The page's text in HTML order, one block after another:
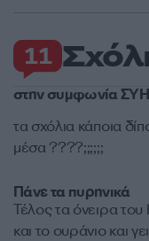
11
στην συμφωνία
τα σχόλια κάποια
μέσα ????;;;;;;
Πάνε τα πυρηνικά
Τέλος τα όνειρα του
και το ουράνιο και